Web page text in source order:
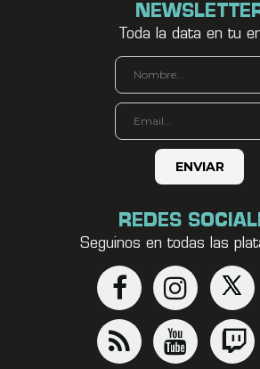
Toda la data en tu
REDES
Seguinos en todas las